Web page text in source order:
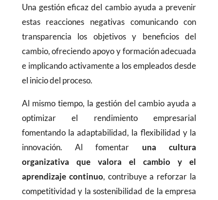
Una gestión eficaz del cambio ayuda a prevenir
estas reacciones negativas comunicando con
transparencia los objetivos y beneficios del
cambio, ofreciendo apoyo y formación adecuada
e implicando activamente a los empleados desde
el inicio del proceso.
Al mismo tiempo, la gestión del cambio ayuda a
optimizar el rendimiento empresarial
fomentando la adaptabilidad, la flexibilidad y la
innovación. Al fomentar una cultura
organizativa que valora el cambio y el
aprendizaje continuo, contribuye a reforzar la
competitividad y la sostenibilidad de la empresa